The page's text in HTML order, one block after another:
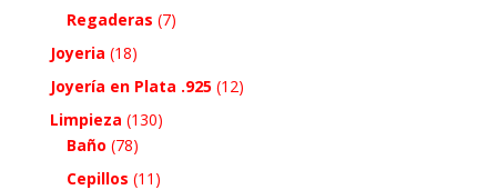
Regaderas (7)
Joyeria (18)
Joyería en Plata .925 (12)
Limpieza (130)
Baño (78)
Cepillos (11)